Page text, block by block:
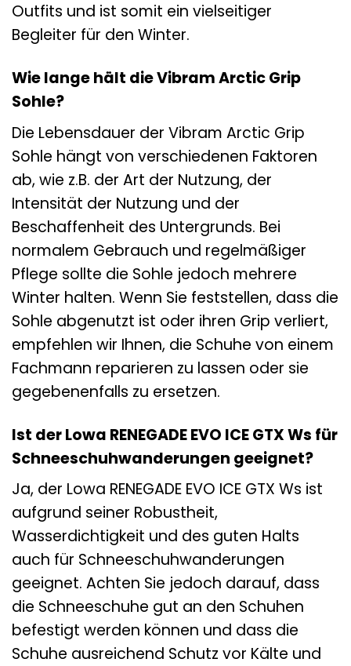
Outfits und ist somit ein vielseitiger
Begleiter für den Winter.
Wie lange hält die Vibram Arctic Grip
Sohle?
Die Lebensdauer der Vibram Arctic Grip
Sohle hängt von verschiedenen Faktoren
ab, wie z.B. der Art der Nutzung, der
Intensität der Nutzung und der
Beschaffenheit des Untergrunds. Bei
normalem Gebrauch und regelmäßiger
Pflege sollte die Sohle jedoch mehrere
Winter halten. Wenn Sie feststellen, dass die
Sohle abgenutzt ist oder ihren Grip verliert,
empfehlen wir Ihnen, die Schuhe von einem
Fachmann reparieren zu lassen oder sie
gegebenenfalls zu ersetzen.
Ist der Lowa RENEGADE EVO ICE GTX Ws für
Schneeschuhwanderungen geeignet?
Ja, der Lowa RENEGADE EVO ICE GTX Ws ist
aufgrund seiner Robustheit,
Wasserdichtigkeit und des guten Halts
auch für Schneeschuhwanderungen
geeignet. Achten Sie jedoch darauf, dass
die Schneeschuhe gut an den Schuhen
befestigt werden können und dass die
Schuhe ausreichend Schutz vor Kälte und